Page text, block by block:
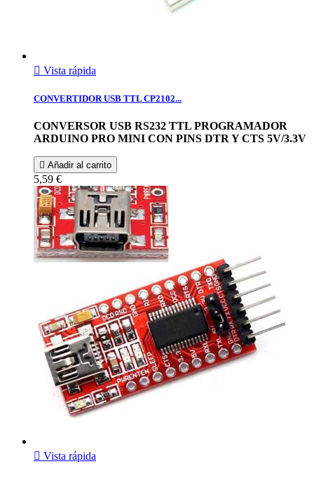
 Vista rápida
CONVERTIDOR USB TTL CP2102...
CONVERSOR USB RS232 TTL PROGRAMADOR
ARDUINO PRO MINI CON PINS DTR Y CTS 5V/3.3V
 Añadir al carrito
5,59 €
 Vista rápida